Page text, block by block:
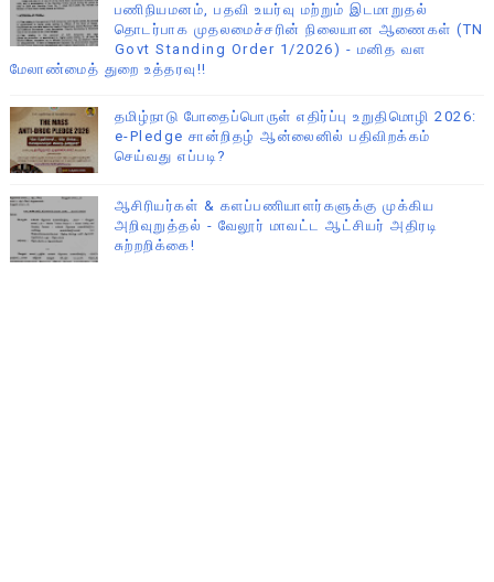
பணிநியமனம், பதவி உயர்வு மற்றும் இடமாறுதல்
தொடர்பாக முதலமைச்சரின் நிலையான ஆணைகள் (TN
Govt Standing Order 1/2026) - மனித வள
மேலாண்மைத் துறை உத்தரவு!!
தமிழ்நாடு போதைப்பொருள் எதிர்ப்பு உறுதிமொழி 2026:
e-Pledge சான்றிதழ் ஆன்லைனில் பதிவிறக்கம்
செய்வது எப்படி?
ஆசிரியர்கள் & களப்பணியாளர்களுக்கு முக்கிய
அறிவுறுத்தல் - வேலூர் மாவட்ட ஆட்சியர் அதிரடி
சுற்றறிக்கை!